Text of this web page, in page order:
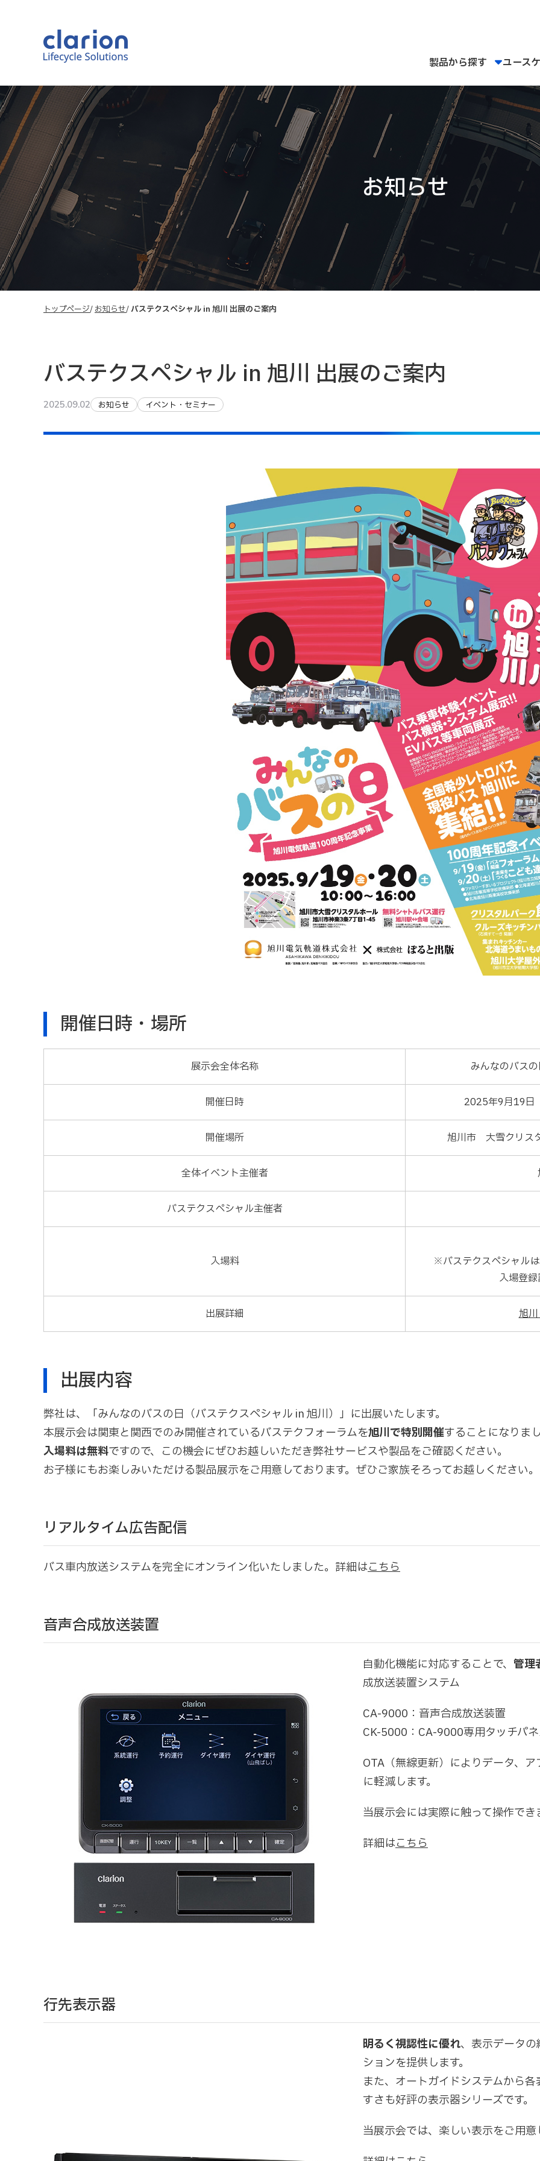
製品から探す ユース
お知らせ
トップページ お知らせ バステクスペシャル in 旭川 出展のご案内
バステクスペシャル in 旭川 出展のご案内
2025.09.02 お知らせ イベント・セミナー
開催日時・場所
展示会全体名称 みんなのバス
開催日時 2025年9月19日
開催場所 旭川市 大雪クリス
全体イベント主催者
バステクスペシャル主催者
入場料
※バステクスペシャル
入場登
出展詳細 旭
出展内容
弊社は、「みんなのバスの日（バステクスペシャル in 旭川）」に出展いたします。
本展示会は関東と関西でのみ開催されているバステクフォーラムを旭川で特別開催することになりま
入場料は無料ですので、この機会にぜひお越しいただき弊社サービスや製品をご確認ください。
お子様にもお楽しみいただける製品展示をご用意しております。ぜひご家族そろってお越しください。
リアルタイム広告配信
バス車内放送システムを完全にオンライン化いたしました。詳細はこちら
音声合成放送装置
自動化機能に対応することで、 管理
成放送装置システム
CA-9000：音声合成放送装置
CK-5000：CA-9000専用タッチパ
OTA（無線更新）によりデータ、
に軽減します。
当展示会には実際に触って操作で
詳細はこちら
行先表示器
明るく視認性に優れ、表示データ
ションを提供します。
また、オートガイドシステムから
すさも好評の表示器シリーズです。
当展示会では、楽しい表示をご用